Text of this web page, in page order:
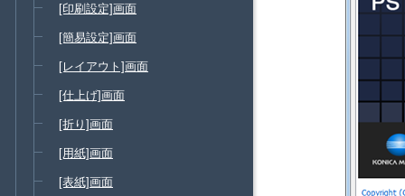
[印刷設定]画面
[簡易設定]画面
[レイアウト]画面
[仕上げ]画面
[折り]画面
[用紙]画面
[表紙]画面